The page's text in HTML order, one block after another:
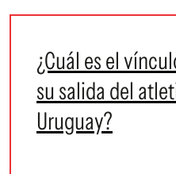
¿Cuál es el
su salida del
Uruguay?